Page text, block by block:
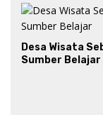
Desa Wisata
Sumber Belajar